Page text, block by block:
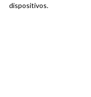
dispositivos.